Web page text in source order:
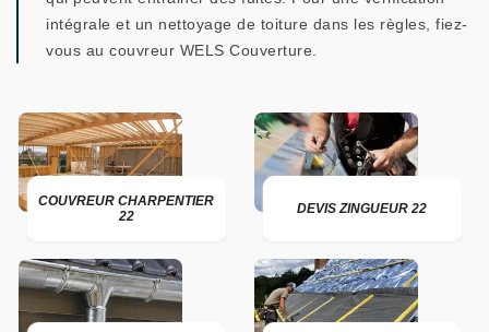
intégrale et un nettoyage de toiture dans les règles, fiez-
vous au couvreur WELS Couverture.
COUVREUR CHARPENTIER
22
DEVIS ZINGUEUR 22